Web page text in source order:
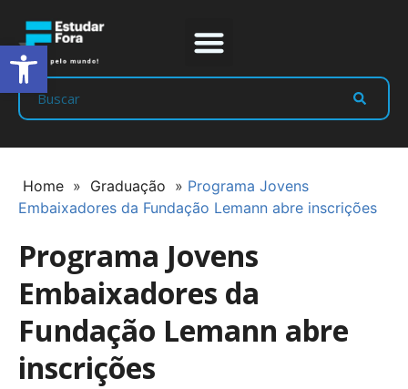
Home » Graduação » Programa Jovens
Embaixadores da Fundação Lemann abre inscrições
Programa Jovens
Embaixadores da
Fundação Lemann abre
inscrições
Abrir a barra de ferramentas